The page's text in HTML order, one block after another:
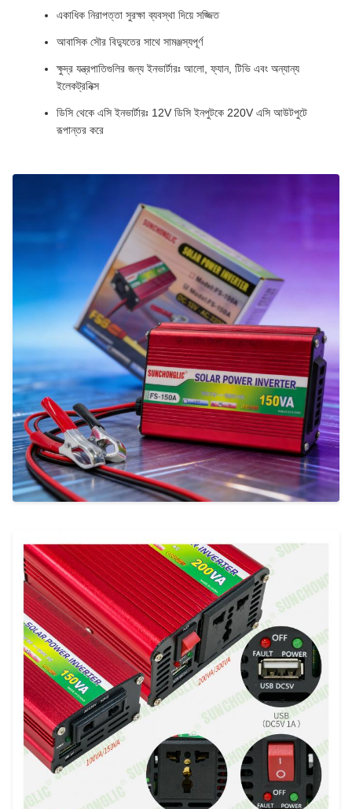
একাধিক নিরাপত্তা সুরক্ষা ব্যবস্থা দিয়ে সজ্জিত
আবাসিক সৌর বিদ্যুতের সাথে সামঞ্জস্যপূর্ণ
ক্ষুদ্র যন্ত্রপাতিগুলির জন্য ইনভার্টারঃ আলো, ফ্যান, টিভি এবং অন্যান্য
ইলেকট্রনিক্স
ডিসি থেকে এসি ইনভার্টারঃ 12V ডিসি ইনপুটকে 220V এসি আউটপুটে
রূপান্তর করে